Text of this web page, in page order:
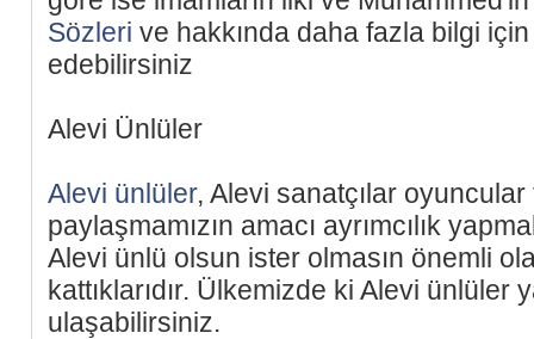
Sözleri ve hakkında daha fazla bilgi için
edebilirsiniz
Alevi Ünlüler
Alevi ünlüler, Alevi sanatçılar
paylaşmamızın amacı ayrımcılık
Alevi ünlü olsun ister olmasın önemli
kattıklarıdır. Ülkemizde ki Alevi ünlüler
ulaşabilirsiniz.